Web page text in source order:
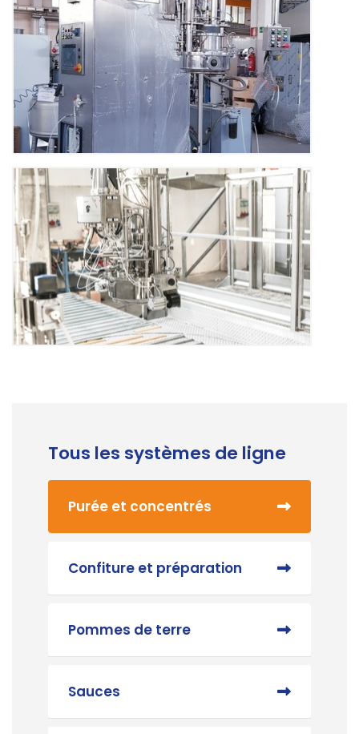
Tous les systèmes de ligne
Purée et concentrés
Confiture et préparation
Pommes de terre
Sauces